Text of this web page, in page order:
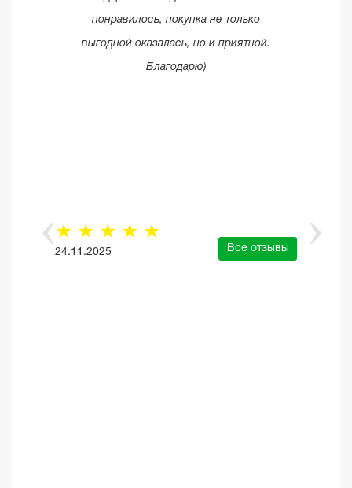
понравилось, покупка не только
выгодной оказалась, но и приятной.
Благодарю)
☆
☆
☆
☆
☆
24.11.2025 Все отзывы